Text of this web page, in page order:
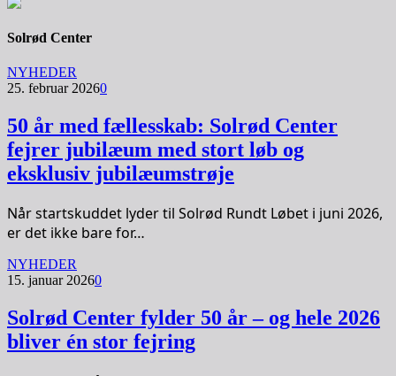
Solrød Center
NYHEDER
25. februar 20260
50 år med fællesskab: Solrød Center
fejrer jubilæum med stort løb og
eksklusiv jubilæumstrøje
Når startskuddet lyder til Solrød Rundt Løbet i juni 2026,
er det ikke bare for…
NYHEDER
15. januar 20260
Solrød Center fylder 50 år – og hele 2026
bliver én stor fejring